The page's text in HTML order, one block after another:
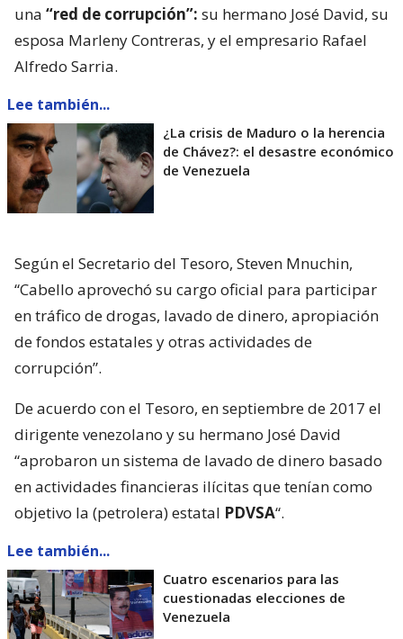
una “red de corrupción”: su hermano José David, su
esposa Marleny Contreras, y el empresario Rafael
Alfredo Sarria.
Lee también...
¿La crisis de Maduro o la herencia
de Chávez?: el desastre económico
de Venezuela
Según el Secretario del Tesoro, Steven Mnuchin,
“Cabello aprovechó su cargo oficial para participar
en tráfico de drogas, lavado de dinero, apropiación
de fondos estatales y otras actividades de
corrupción”.
De acuerdo con el Tesoro, en septiembre de 2017 el
dirigente venezolano y su hermano José David
“aprobaron un sistema de lavado de dinero basado
en actividades financieras ilícitas que tenían como
objetivo la (petrolera) estatal PDVSA“.
Lee también...
Cuatro escenarios para las
cuestionadas elecciones de
Venezuela